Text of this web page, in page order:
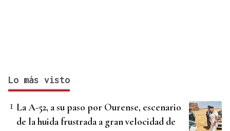
Lo más visto
La A-52, a su paso por Ourense, escenario
de la huida frustrada a gran velocidad de